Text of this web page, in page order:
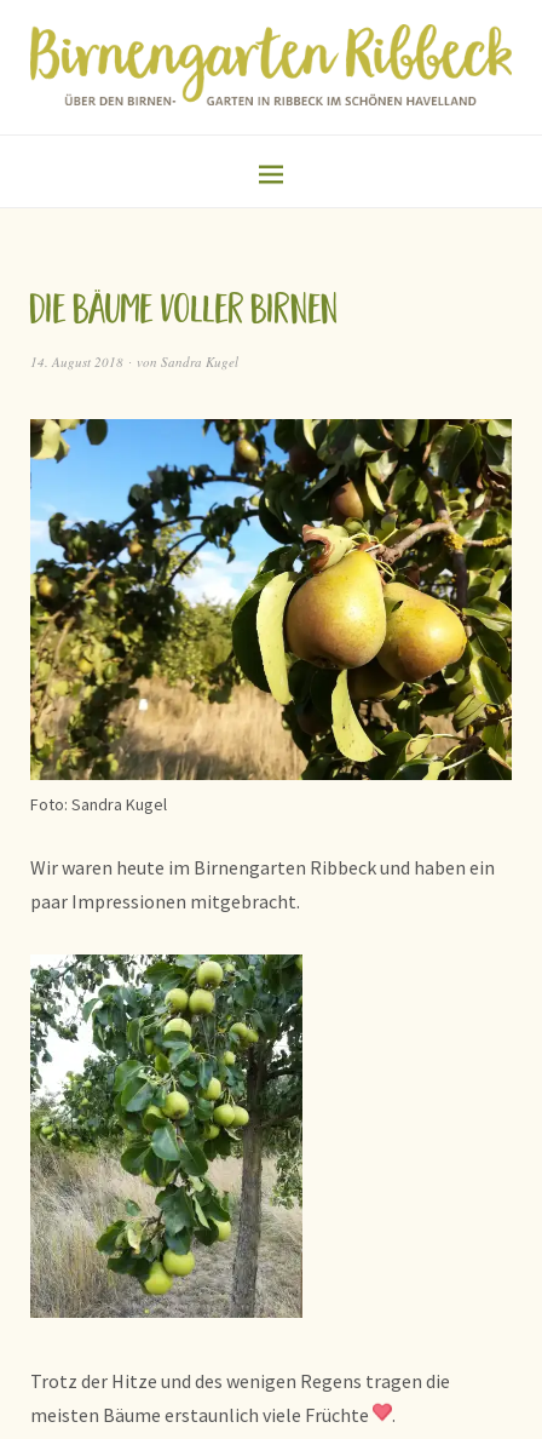
Die Bäume voller Birnen
14. August 2018 von Sandra Kugel
Foto: Sandra Kugel
Wir waren heute im Birnengarten Ribbeck und haben ein
paar Impressionen mitgebracht.
Trotz der Hitze und des wenigen Regens tragen die
meisten Bäume erstaunlich viele Früchte
.